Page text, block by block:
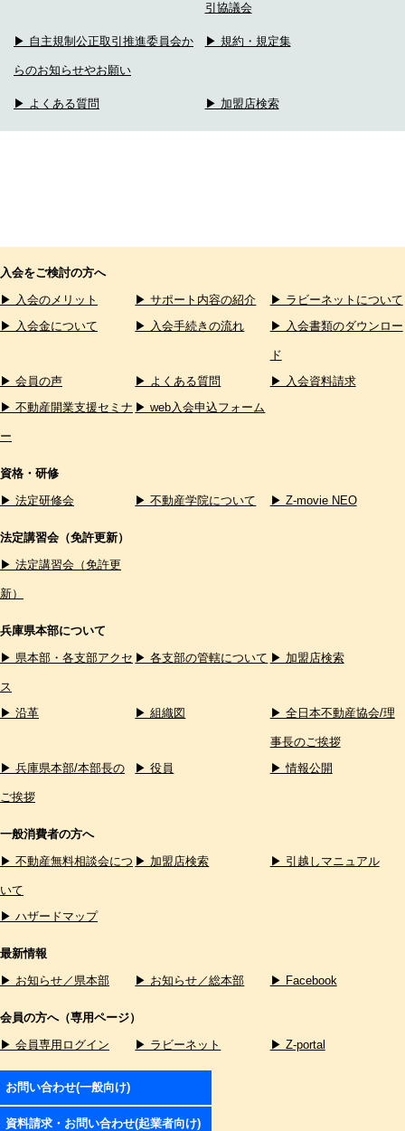
引協議会
▶ 自主規制公正取引推進委員会か
らのお知らせやお願い
▶ 規約・規定集
▶ よくある質問 ▶ 加盟店検索
入会をご検討の方へ
▶ 入会のメリット
▶ サポート内容の紹介
▶ ラビーネットについて
▶ 入会金について
▶ 入会手続きの流れ ▶ 入会書類のダウンロー
ド
▶ 会員の声
▶ よくある質問
▶ 入会資料請求
▶ 不動産開業支援セミナ
ー
▶ web入会申込フォーム
資格・研修
▶ 法定研修会
▶ 不動産学院について ▶ Z-movie NEO
法定講習会（免許更新）
▶ 法定講習会（免許更
新）
兵庫県本部について
▶ 県本部・各支部アクセ
ス
▶ 各支部の管轄について ▶ 加盟店検索
▶ 沿革 ▶ 組織図 ▶ 全日本不動産協会/理
事長のご挨拶
▶ 兵庫県本部/本部長の
ご挨拶
▶ 役員 ▶ 情報公開
一般消費者の方へ
▶ 不動産無料相談会につ
いて
▶ 加盟店検索 ▶ 引越しマニュアル
▶ ハザードマップ
最新情報
▶ お知らせ／県本部
▶ お知らせ／総本部 ▶ Facebook
会員の方へ（専用ページ）
▶ 会員専用ログイン
▶ ラビーネット ▶ Z-portal
お問い合わせ(一般向け)
資料請求・お問い合わせ(起業者向け)